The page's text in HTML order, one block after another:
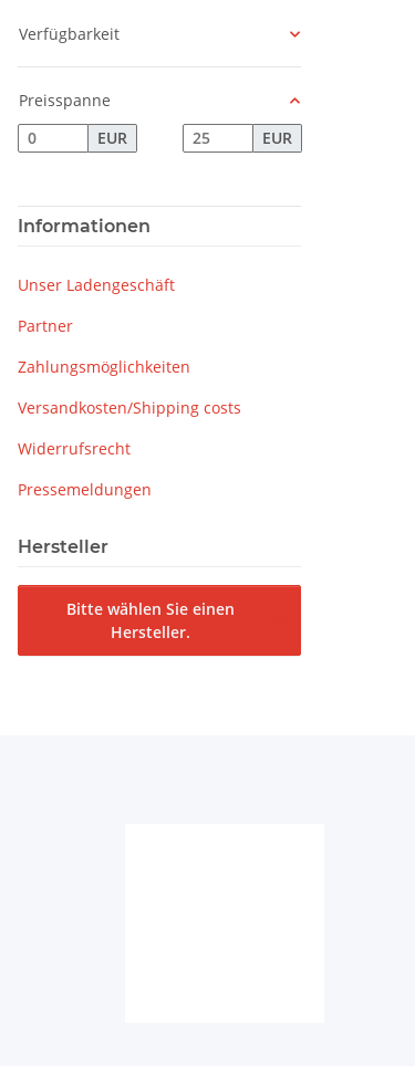
Verfügbarkeit
Preisspanne
EUR
EUR
Informationen
Unser Ladengeschäft
Partner
Zahlungsmöglichkeiten
Versandkosten/Shipping costs
Widerrufsrecht
Pressemeldungen
Hersteller
Bitte wählen Sie einen
Hersteller.